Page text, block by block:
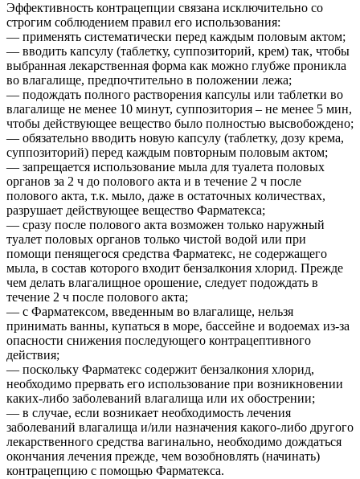
Эффективность контрацепции связана исключительно со
строгим соблюдением правил его использования:
— применять систематически перед каждым половым актом;
— вводить капсулу (таблетку, суппозиторий, крем) так, чтобы
выбранная лекарственная форма как можно глубже проникла
во влагалище, предпочтительно в положении лежа;
— подождать полного растворения капсулы или таблетки во
влагалище не менее 10 минут, суппозитория – не менее 5 мин,
чтобы действующее вещество было полностью высвобождено;
— обязательно вводить новую капсулу (таблетку, дозу крема,
суппозиторий) перед каждым повторным половым актом;
— запрещается использование мыла для туалета половых
органов за 2 ч до полового акта и в течение 2 ч после
полового акта, т.к. мыло, даже в остаточных количествах,
разрушает действующее вещество Фарматекса;
— сразу после полового акта возможен только наружный
туалет половых органов только чистой водой или при
помощи пенящегося средства Фарматекс, не содержащего
мыла, в состав которого входит бензалкония хлорид. Прежде
чем делать влагалищное орошение, следует подождать в
течение 2 ч после полового акта;
— с Фарматексом, введенным во влагалище, нельзя
принимать ванны, купаться в море, бассейне и водоемах из-за
опасности снижения последующего контрацептивного
действия;
— поскольку Фарматекс содержит бензалкония хлорид,
необходимо прервать его использование при возникновении
каких-либо заболеваний влагалища или их обострении;
— в случае, если возникает необходимость лечения
заболеваний влагалища и/или назначения какого-либо другого
лекарственного средства вагинально, необходимо дождаться
окончания лечения прежде, чем возобновлять (начинать)
контрацепцию с помощью Фарматекса.